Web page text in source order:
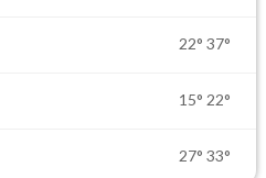
22° 37°
15° 22°
27° 33°